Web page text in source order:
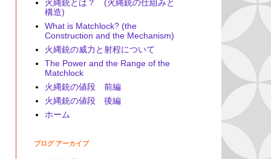
火縄銃とは？ (火縄銃の仕組みと
構造)
What is Matchlock? (the
Construction and the Mechanism)
火縄銃の威力と射程について
The Power and the Range of the
Matchlock
火縄銃の値段 前編
火縄銃の値段 後編
ホーム
ブログ アーカイブ